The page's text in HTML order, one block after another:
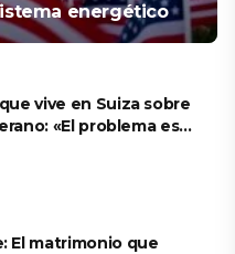
energético
vive en Suiza sobre
«El problema es
El matrimonio que